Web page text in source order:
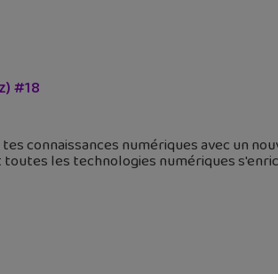
#18
connaissances numériques avec un
les technologies numériques